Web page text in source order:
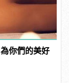
你們的美好